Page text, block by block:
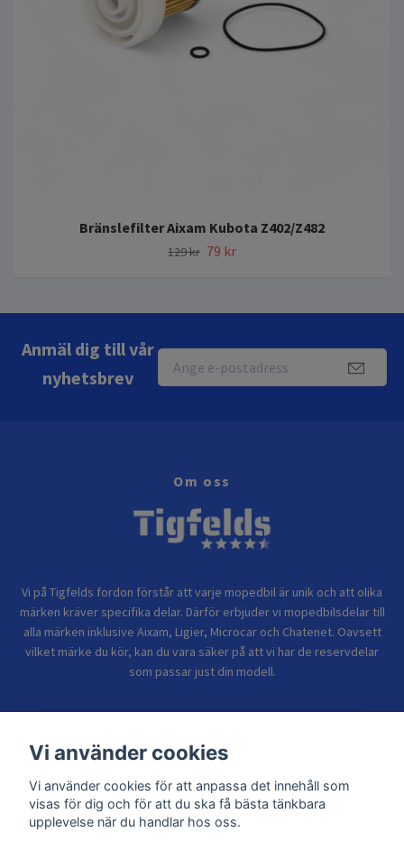
Bränslefilter Aixam Kubota Z402/Z482
129 kr 79 kr
Anmäl dig till vår
nyhetsbrev
Om oss
Vi på Tigfelds fordon förstår att varje mopedbil är unik och att olika
märken kräver specifika delar. Därför erbjuder vi mopedbilsdelar till
alla märken inklusive Aixam, Ligier, Microcar och Chatenet. Oavsett
vilket märke du kör, kan du vara säker på att vi har de reservdelar
som passar just din modell.
Sidor
Vi använder cookies
Vi använder cookies för att anpassa det innehåll som
visas för dig och för att du ska få bästa tänkbara
upplevelse när du handlar hos oss.